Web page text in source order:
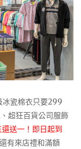
冰瓷棉衣只要299
超狂百貨公司服飾
送一！ 即日起到
有來店禮和滿額